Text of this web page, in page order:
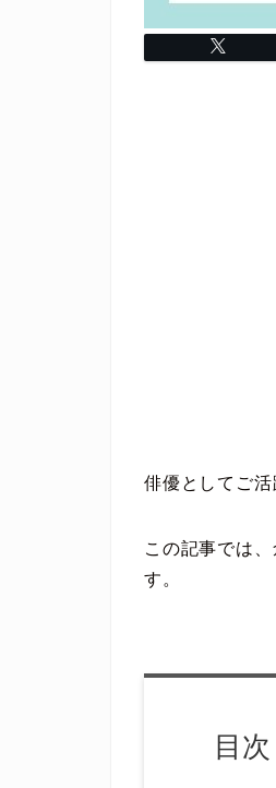
俳優としてご活
この記事では
す。
目次